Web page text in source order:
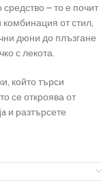
средство – то е почит
от стил,
дюни до плъзгане
с лекота.
който търси
се откроява от
и разтърсете